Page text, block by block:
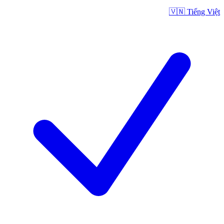
🇻🇳 Tiếng Việt